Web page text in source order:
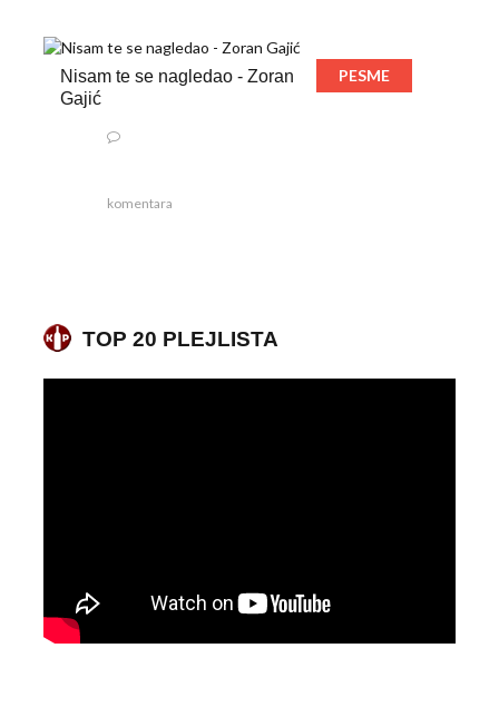
Nisam te se nagledao - Zoran
Gajić
PESME
komentara
TOP 20 PLEJLISTA